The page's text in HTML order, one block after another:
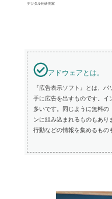
デジタル化研究家
アドウェアとは。
『広告表示ソフト』とは、
手に広告を出すものです。イ
多いです。同じように無料の
ンに組み込まれるものもあ
行動などの情報を集めるもの